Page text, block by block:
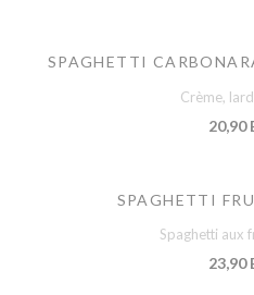
SPAGHETTI
Crème,
20,90
SPAGHETTI
Spaghetti aux
23,90